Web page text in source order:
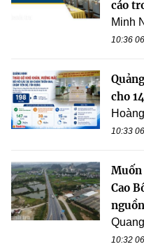
cáo
Minh
10:36
cho
10:33
Muốn
Cao
10:32